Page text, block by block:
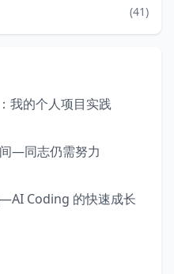
(41)
我的个人项目实践
—同志仍需努力
Coding 的快速成长